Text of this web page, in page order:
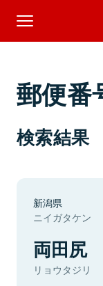
郵便番
検索結果
新潟県
ニイガタケン
両田尻
リョウタジリ